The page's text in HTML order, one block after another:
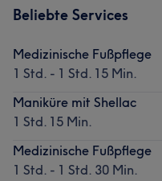
Beliebte Services
Medizinische Fußpflege
1 Std. - 1 Std. 15 Min.
Maniküre mit Shellac
1 Std. 15 Min.
Medizinische Fußpflege
1 Std. - 1 Std. 30 Min.